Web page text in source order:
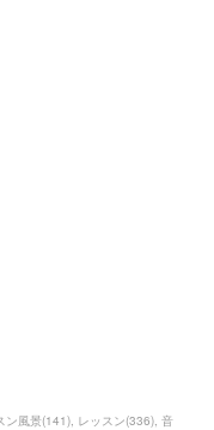
ン風景(141) レッスン(336) 音